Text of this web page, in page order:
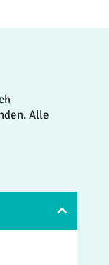
Alle